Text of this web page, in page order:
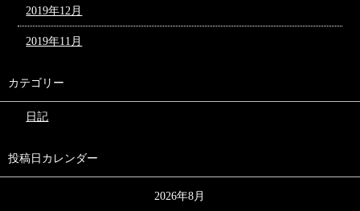
2019年12月
2019年11月
カテゴリー
日記
投稿日カレンダー
2026年8月